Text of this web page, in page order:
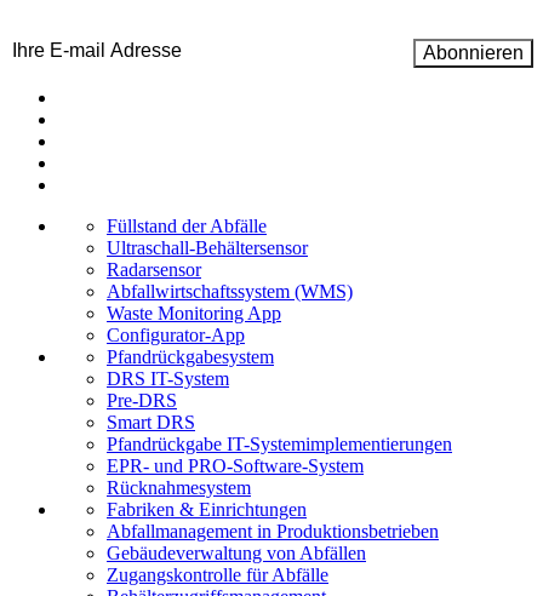
Email(erforderlich)
Füllstand der Abfälle
Ultraschall-Behältersensor
Radarsensor
Abfallwirtschaftssystem (WMS)
Waste Monitoring App
Configurator-App
Pfand­rückgabesystem
DRS IT-System
Pre-DRS
Smart DRS
Pfandrückgabe IT-Systemimplementierungen
EPR- und PRO-Software-System
Rücknahmesystem
Fabriken & Einrichtungen
Abfallmanagement in Produktionsbetrieben
Gebäudeverwaltung von Abfällen
Zugangskontrolle für Abfälle